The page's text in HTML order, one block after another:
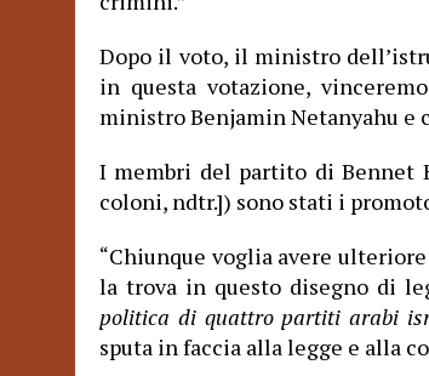
Dopo il voto, il ministro
in questa votazione,
ministro Benjamin Netanyahu
I membri del partito di Bennet
coloni, ndtr.]) sono stati i
“Chiunque voglia avere
la trova in questo disegno di
politica di quattro partiti arabi
sputa in faccia alla legge e alla